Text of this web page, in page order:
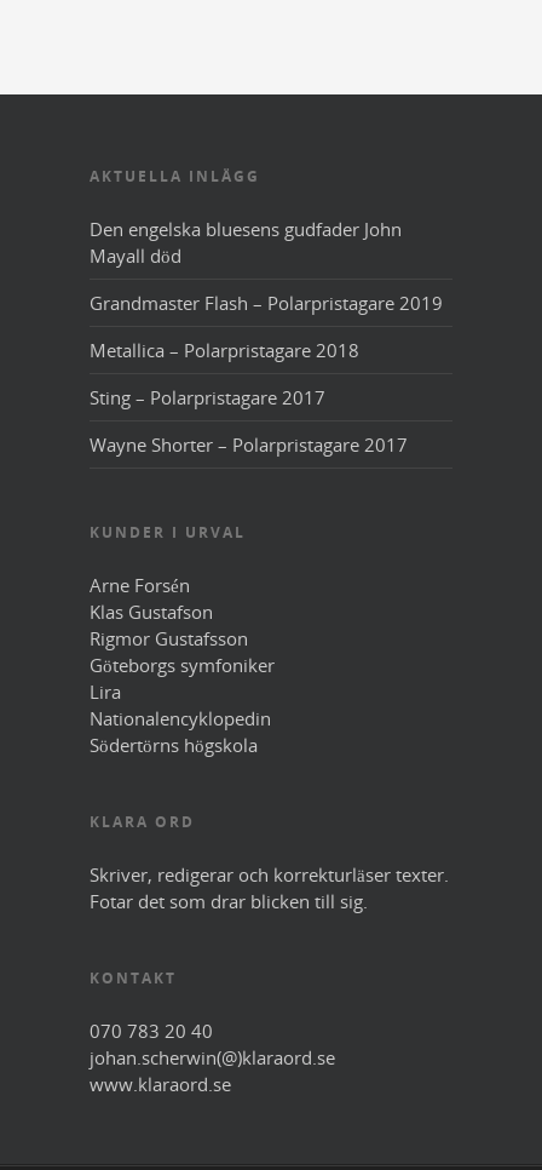
AKTUELLA INLÄGG
Den engelska bluesens gudfader John
Mayall död
Grandmaster Flash – Polarpristagare 2019
Metallica – Polarpristagare 2018
Sting – Polarpristagare 2017
Wayne Shorter – Polarpristagare 2017
KUNDER I URVAL
Arne Forsén
Klas Gustafson
Rigmor Gustafsson
Göteborgs symfoniker
Lira
Nationalencyklopedin
Södertörns högskola
KLARA ORD
Skriver, redigerar och korrekturläser texter.
Fotar det som drar blicken till sig.
KONTAKT
070 783 20 40
johan.scherwin(@)klaraord.se
www.klaraord.se